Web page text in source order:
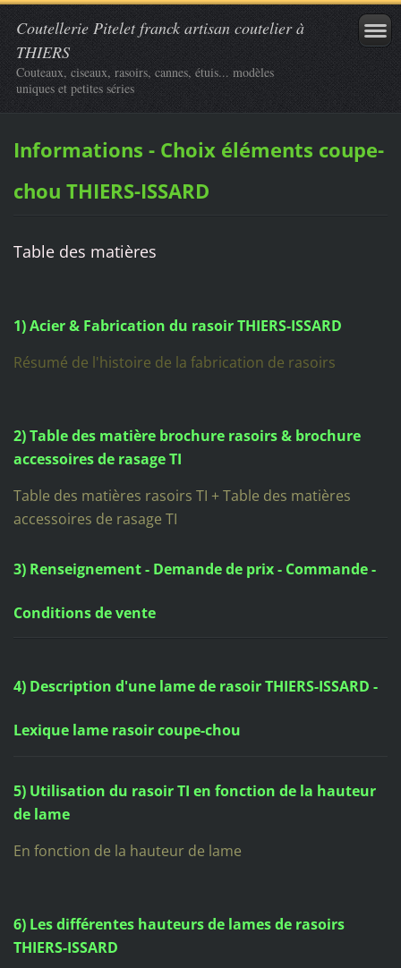
Coutellerie Pitelet franck artisan coutelier à
THIERS
Couteaux, ciseaux, rasoirs, cannes, étuis... modèles
uniques et petites séries
Informations - Choix éléments coupe-
chou THIERS-ISSARD
Table des matières
1) Acier & Fabrication du rasoir THIERS-ISSARD
Résumé de l'histoire de la fabrication de rasoirs
2) Table des matière brochure rasoirs & brochure
accessoires de rasage TI
Table des matières rasoirs TI + Table des matières
accessoires de rasage TI
3) Renseignement - Demande de prix - Commande -
Conditions de vente
4) Description d'une lame de rasoir THIERS-ISSARD -
Lexique lame rasoir coupe-chou
5) Utilisation du rasoir TI en fonction de la hauteur
de lame
En fonction de la hauteur de lame
6) Les différentes hauteurs de lames de rasoirs
THIERS-ISSARD